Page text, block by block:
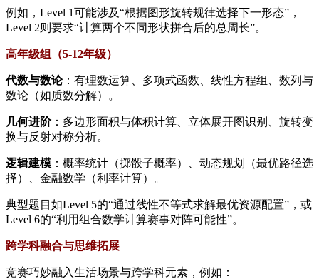
例如，Level 1可能涉及“根据图形旋转规律选择下一形态”，
Level 2则要求“计算两个不同形状拼合后的总周长”。
高年级组（5-12年级）
代数与数论：有理数运算、多项式函数、线性方程组、数列与
数论（如质数分解）。
几何进阶 ：多边形面积与体积计算、立体展开图识别、旋转变
换与反射对称分析。
逻辑建模 ：概率统计（掷骰子概率）、动态规划（最优路径选
择）、金融数学（利率计算）。
典型题目如Level 5的“通过线性不等式求解最优资源配置”，或
Level 6的“利用组合数学计算赛事对阵可能性”。
跨学科融合与思维拓展
竞赛巧妙融入生活场景与跨学科元素，例如：